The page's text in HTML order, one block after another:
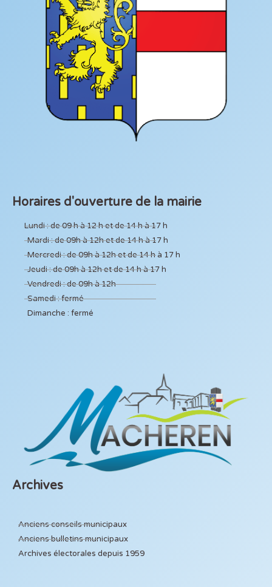
Horaires d'ouverture de la mairie
Lundi : de 09 h à 12 h et de 14 h à 17 h
Mardi : de 09h à 12h et de 14 h à 17 h
Mercredi : de 09h à 12h et de 14 h à 17 h
Jeudi : de 09h à 12h et de 14 h à 17 h
Vendredi : de 09h à 12h
Samedi : fermé
Dimanche : fermé
Archives
Anciens conseils municipaux
Anciens bulletins municipaux
Archives électorales depuis 1959